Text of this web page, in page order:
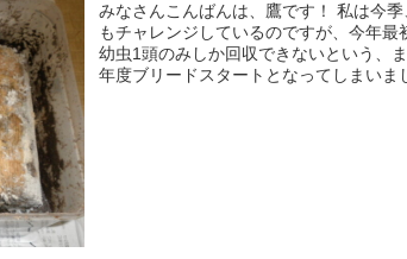
みなさんこんばんは、鷹です！ 私は今
もチャレンジしているのですが、今年最
幼虫1頭のみしか回収できないという、
年度ブリードスタートとなってしまいま